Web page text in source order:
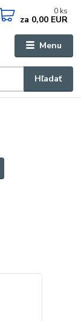
Menu
Hľadať
0 ks
za 0,00 EUR